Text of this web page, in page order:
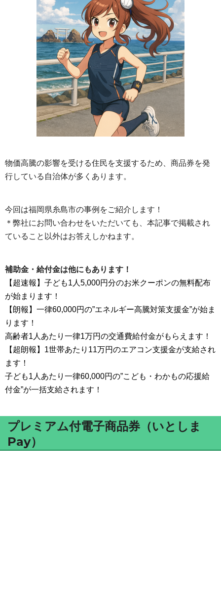
物価高騰の影響を受ける住民を支援するため、商品券を発
行している自治体が多くあります。
今回は福岡県糸島市の事例をご紹介します！
＊弊社にお問い合わせをいただいても、本記事で掲載され
ていること以外はお答えしかねます。
補助金・給付金は他にもあります！
【超速報】子ども1人5,000円分のお米クーポンの無料配布
が始まります！
【朗報】一律60,000円の”エネルギー高騰対策支援金”が始ま
ります！
高齢者1人あたり一律1万円の交通費給付金がもらえます！
【超朗報】1世帯あたり11万円のエアコン支援金が支給され
ます！
子ども1人あたり一律60,000円の”こども・わかもの応援給
付金”が一括支給されます！
プレミアム付電子商品券（いとしま
Pay）